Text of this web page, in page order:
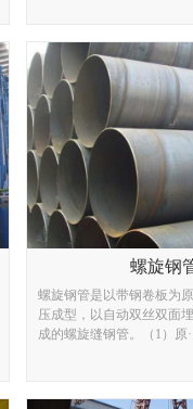
螺旋钢
螺旋钢管是以带钢卷板为
压成型，以自动双丝双面
成的螺旋缝钢管。（1）原